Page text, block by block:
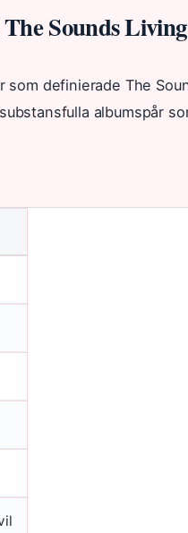
Sounds
som definierade The
albumspår